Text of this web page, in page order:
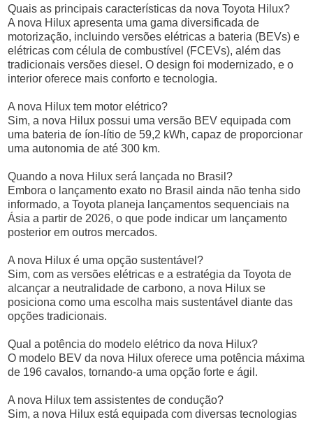
Quais as principais características da nova Toyota Hilux?
A nova Hilux apresenta uma gama diversificada de
motorização, incluindo versões elétricas a bateria (BEVs) e
elétricas com célula de combustível (FCEVs), além das
tradicionais versões diesel. O design foi modernizado, e o
interior oferece mais conforto e tecnologia.
A nova Hilux tem motor elétrico?
Sim, a nova Hilux possui uma versão BEV equipada com
uma bateria de íon-lítio de 59,2 kWh, capaz de proporcionar
uma autonomia de até 300 km.
Quando a nova Hilux será lançada no Brasil?
Embora o lançamento exato no Brasil ainda não tenha sido
informado, a Toyota planeja lançamentos sequenciais na
Ásia a partir de 2026, o que pode indicar um lançamento
posterior em outros mercados.
A nova Hilux é uma opção sustentável?
Sim, com as versões elétricas e a estratégia da Toyota de
alcançar a neutralidade de carbono, a nova Hilux se
posiciona como uma escolha mais sustentável diante das
opções tradicionais.
Qual a potência do modelo elétrico da nova Hilux?
O modelo BEV da nova Hilux oferece uma potência máxima
de 196 cavalos, tornando-a uma opção forte e ágil.
A nova Hilux tem assistentes de condução?
Sim, a nova Hilux está equipada com diversas tecnologias